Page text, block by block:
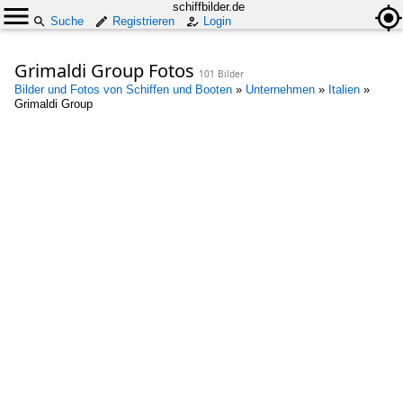
schiffbilder.de
Suche
Registrieren Login
Grimaldi Group Fotos 101 Bilder
Bilder und Fotos von Schiffen und Booten » Unternehmen » Italien »
Grimaldi Group